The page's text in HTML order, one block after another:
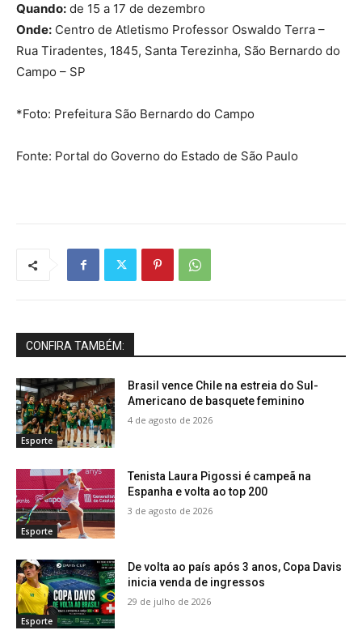
Quando: de 15 a 17 de dezembro
Onde: Centro de Atletismo Professor Oswaldo Terra –
Rua Tiradentes, 1845, Santa Terezinha, São Bernardo do
Campo – SP
*Foto: Prefeitura São Bernardo do Campo
Fonte: Portal do Governo do Estado de São Paulo
CONFIRA TAMBÉM:
Esporte
Brasil vence Chile na estreia do Sul-
Americano de basquete feminino
4 de agosto de 2026
Esporte
Tenista Laura Pigossi é campeã na
Espanha e volta ao top 200
3 de agosto de 2026
Esporte
De volta ao país após 3 anos, Copa Davis
inicia venda de ingressos
29 de julho de 2026